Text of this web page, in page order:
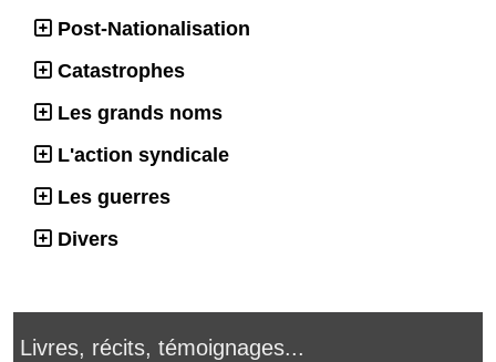
Post-Nationalisation
Catastrophes
Les grands noms
L'action syndicale
Les guerres
Divers
Livres, récits, témoignages...